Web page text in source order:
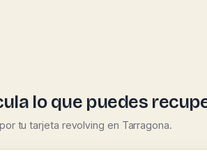
lo que puedes
tu tarjeta revolving en Tarragona.